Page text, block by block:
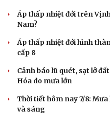
Áp thấp nhiệt đới trên
Nam?
Áp thấp nhiệt đới hình
cấp 8
Cảnh báo lũ quét, sạt lở
Hóa do mưa lớn
Thời tiết hôm nay 7/8:
và sáng